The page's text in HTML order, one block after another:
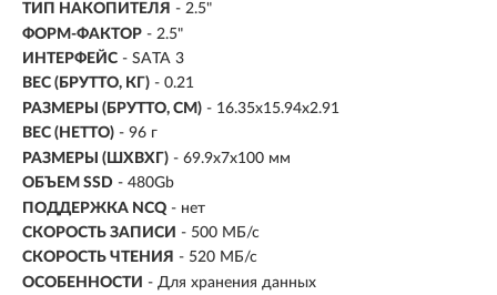
ТИП НАКОПИТЕЛЯ - 2.5"
ФОРМ-ФАКТОР - 2.5"
ИНТЕРФЕЙС - SATA 3
ВЕС (БРУТТО, КГ) - 0.21
РАЗМЕРЫ (БРУТТО, СМ) - 16.35x15.94x2.91
ВЕС (НЕТТО) - 96 г
РАЗМЕРЫ (ШXВXГ) - 69.9x7x100 мм
ОБЪЕМ SSD - 480Gb
ПОДДЕРЖКА NCQ - нет
СКОРОСТЬ ЗАПИСИ - 500 МБ/с
СКОРОСТЬ ЧТЕНИЯ - 520 МБ/с
ОСОБЕННОСТИ - Для хранения данных